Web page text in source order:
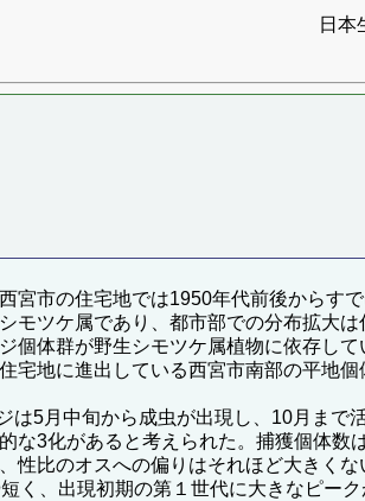
日本
宮市の住宅地では1950年代前後からす
ツケ属であり、都市部での分布拡大
個体群が野生シモツケ属植物に依存し
地に進出している西宮市南部の平地
5月中旬から成虫が出現し、10月まで
3化があると考えられた。捕獲個体数
比のオスへの偏りはそれほど大きく
、出現初期の第１世代に大きなピー